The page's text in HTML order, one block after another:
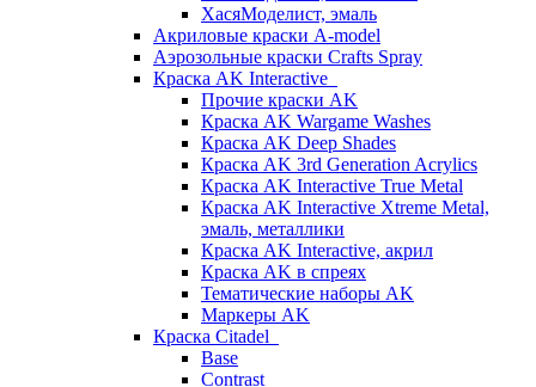
ХасяМоделист, эмаль
Акриловые краски A-model
Аэрозольные краски Crafts Spray
Краска AK Interactive
Прочие краски AK
Краска AK Wargame Washes
Краска AK Deep Shades
Краска AK 3rd Generation Acrylics
Краска AK Interactive True Metal
Краска AK Interactive Xtreme Metal,
эмаль, металлики
Краска AK Interactive, акрил
Краска AK в спреях
Тематические наборы AK
Маркеры AK
Краска Citadel
Base
Contrast